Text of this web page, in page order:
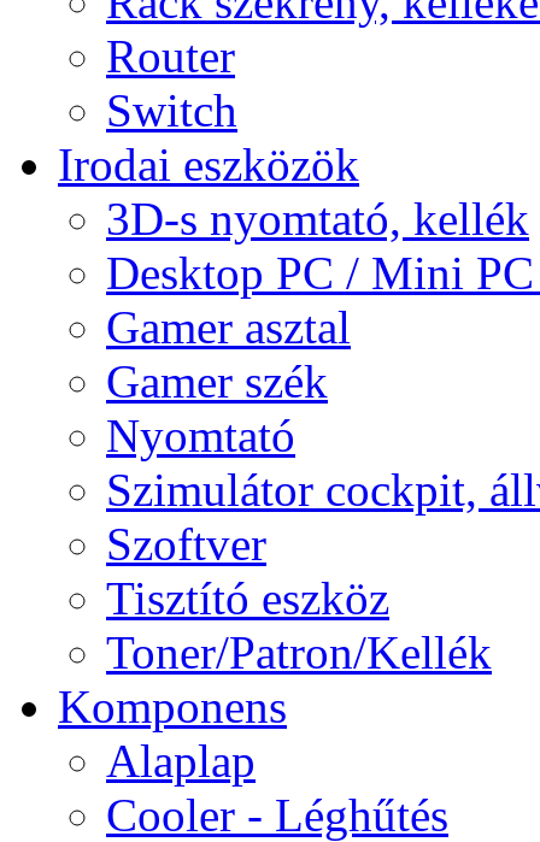
Router
Switch
Irodai eszközök
3D-s nyomtató, kellék
Desktop PC / Mini
Gamer asztal
Gamer szék
Nyomtató
Szimulátor cockpit,
Szoftver
Tisztító eszköz
Toner/Patron/Kellék
Komponens
Alaplap
Cooler - Léghűtés